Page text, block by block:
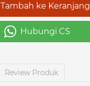
Tambah ke Keranjang
` Hubungi CS
Review Produk